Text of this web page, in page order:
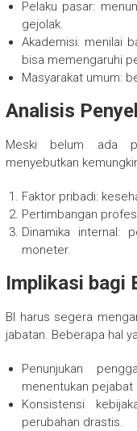
Pelaku pasar:
gejolak.
Akademisi: menilai
bisa memengaruhi
Masyarakat umum:
Analisis
Meski belum ada
menyebutkan
Faktor pribadi:
Pertimbangan
Dinamika internal:
moneter.
Implikasi bagi
BI harus segera
jabatan. Beberapa hal
Penunjukan
menentukan pejabat
Konsistensi
perubahan drastis.